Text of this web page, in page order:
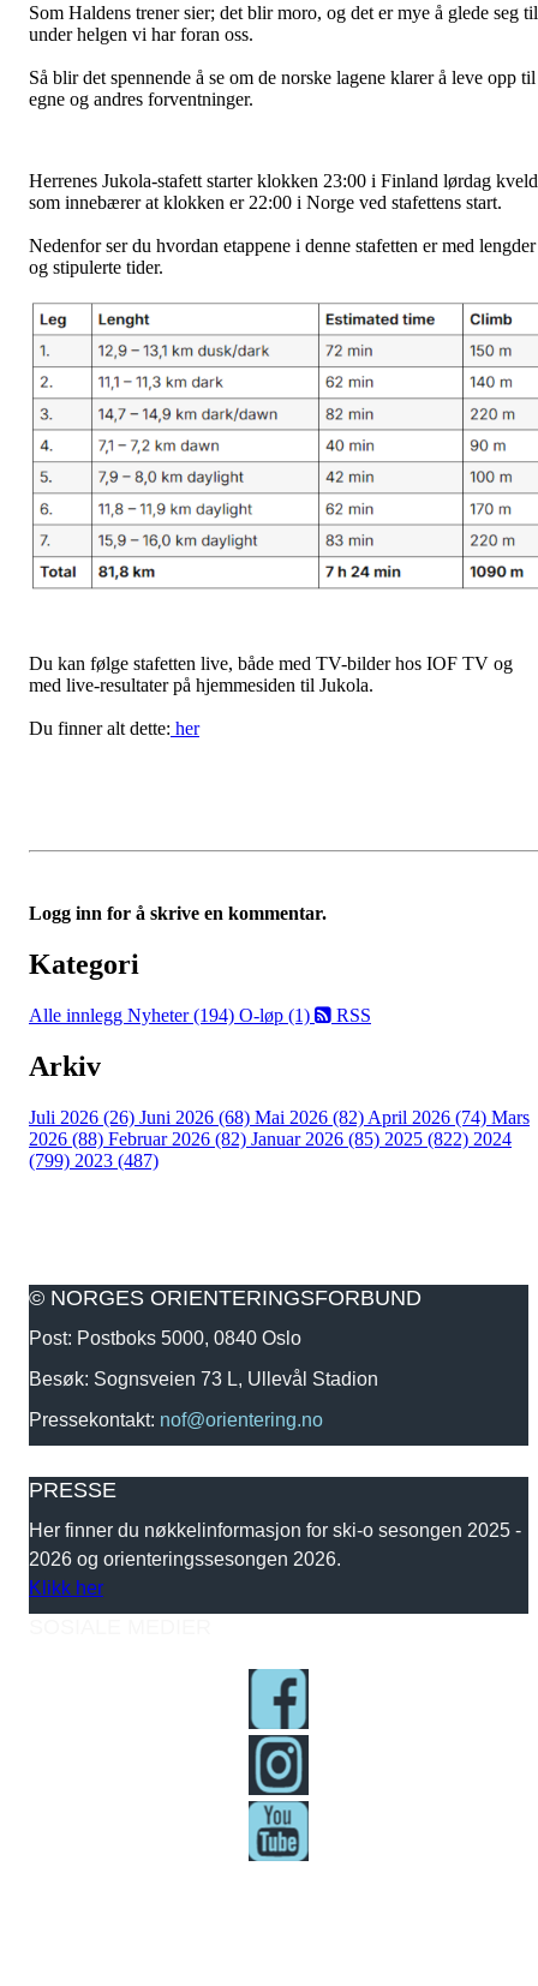
Som Haldens trener sier; det blir moro, og det er mye å glede seg til
under helgen vi har foran oss.
Så blir det spennende å se om de norske lagene klarer å leve opp til
egne og andres forventninger.
Herrenes Jukola-stafett starter klokken 23:00 i Finland lørdag
som innebærer at klokken er 22:00 i Norge ved stafettens start.
Nedenfor ser du hvordan etappene i denne stafetten er med lengder
og stipulerte tider.
Du kan følge stafetten live, både med TV-bilder hos IOF TV og
med live-resultater på hjemmesiden til Jukola.
Du finner alt dette: her
Logg inn for å skrive en kommentar.
Kategori
Alle innlegg Nyheter (194) O-løp (1) RSS
Arkiv
Juli 2026 (26) Juni 2026 (68) Mai 2026 (82) April 2026 (74) Mars
2026 (88) Februar 2026 (82) Januar 2026 (85) 2025 (822) 2024
(799) 2023 (487)
© NORGES ORIENTERINGSFORBUND
Post: Postboks 5000, 0840 Oslo
Besøk: Sognsveien 73 L, Ullevål Stadion
Pressekontakt: nof@orientering.no
PRESSE
Her finner du nøkkelinformasjon for ski-o sesongen 2025 -
2026 og orienteringssesongen 2026.
Klikk her